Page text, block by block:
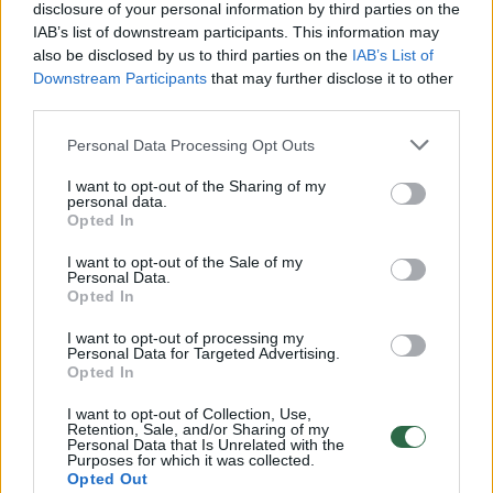
disclosure of your personal information by third parties on the
IAB’s list of downstream participants. This information may
also be disclosed by us to third parties on the IAB’s List of
Downstream Participants that may further disclose it to other
Personal Data Processing Opt Outs
I want to opt-out of the Sharing of my
personal data.
Opted In
I want to opt-out of the Sale of my
Personal Data.
Opted In
I want to opt-out of processing my
Personal Data for Targeted Advertising.
Opted In
I want to opt-out of Collection, Use,
Retention, Sale, and/or Sharing of my
Personal Data that Is Unrelated with the
Purposes for which it was collected.
Opted Out
00:00:30
Vaizdai iš tragiškos avarijos Vilniaus r.: dviejų moterų ir
vaiko gyvybių išgelbėti nepavyko
Žinios | Lietuvos diena
00:00:57
Savaitės vidurys nusimato karštas: temperatūra kils iki
32 laipsnių šilumos
Ukrainos politikoje: jis yra neteisus
Nufilmavo, kaip patvino Vilniaus Vakarinis aplinkkelis: